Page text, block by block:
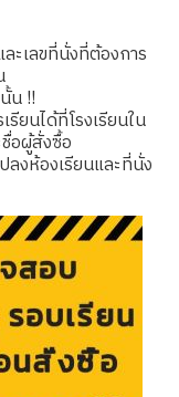
ะเลขที่นั่งที่ต้องการ
น !!
รียนได้ที่โรงเรียนใน
อผู้สั่งซื้อ
ลงห้องเรียนและที่นั่ง